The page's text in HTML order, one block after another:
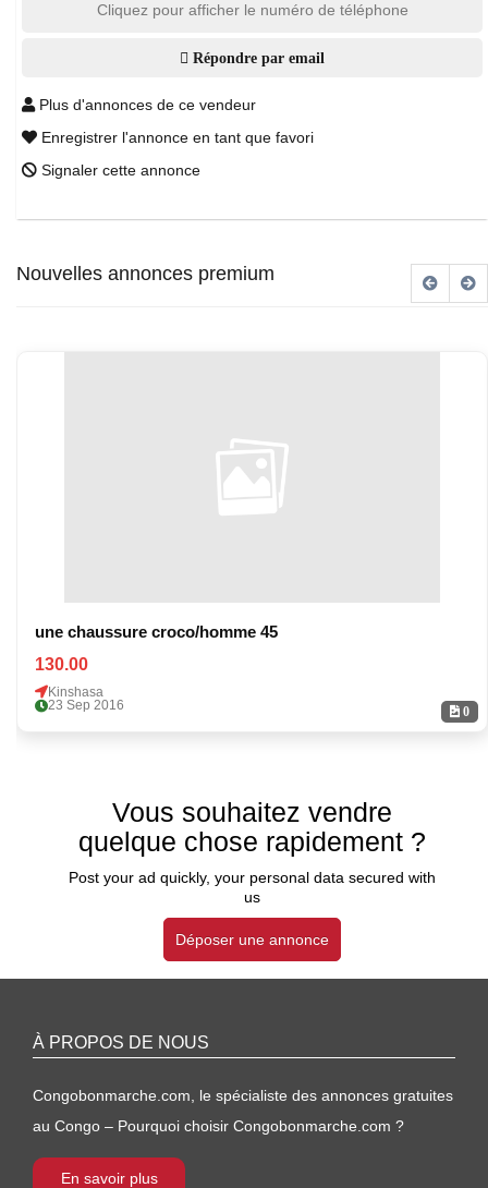
Cliquez pour afficher le numéro de téléphone
Répondre par email
Plus d'annonces de ce vendeur
Enregistrer l'annonce en tant que favori
Signaler cette annonce
Nouvelles annonces premium
0
une chaussure croco/homme 45
130.00
Kinshasa
23 Sep 2016
Vous souhaitez vendre
quelque chose rapidement ?
Post your ad quickly, your personal data secured with
us
Déposer une annonce
À PROPOS DE NOUS
Congobonmarche.com, le spécialiste des annonces gratuites
au Congo – Pourquoi choisir Congobonmarche.com ?
En savoir plus